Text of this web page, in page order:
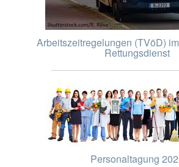
Arbeitszeitregelungen (TVöD)
Rettungsdienst
Personaltagung